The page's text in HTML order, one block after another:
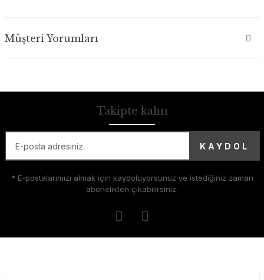
Müşteri Yorumları
Takipte kalın
KAYDOL
* E-postalarımızı almak için kaydoluyorsunuz ve istediğiniz zaman
abonelikten çıkabilirsiniz.